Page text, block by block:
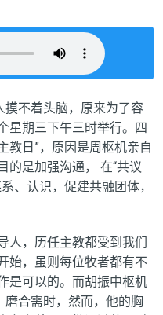
摸不着头脑，原来为了容
星期三下午三时举行。四
教日”，原因是周枢机亲自
的是加强沟通，
在“共议
、认识，促建共融团体，
人，历任主教都受到我们
始，虽则每位牧者都有不
是可以的。而胡振中枢机
磨合需时，然而，他的胸